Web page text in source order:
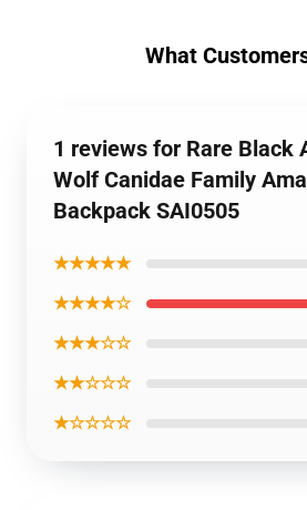
What
1 reviews for Rare Black
Wolf Canidae Family
Backpack SAI0505
★★★★★
★★★★☆
★★★☆☆
★★☆☆☆
★☆☆☆☆